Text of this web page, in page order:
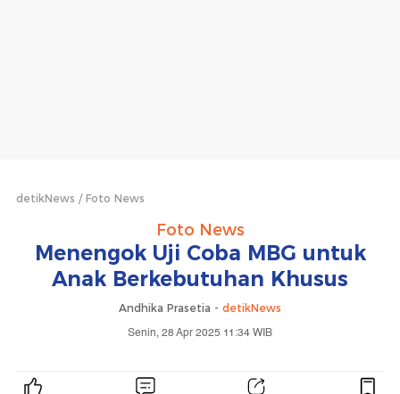
detikNews Foto News
Foto News
Menengok Uji Coba MBG untuk
Anak Berkebutuhan Khusus
Andhika Prasetia - detikNews
Senin, 28 Apr 2025 11:34 WIB